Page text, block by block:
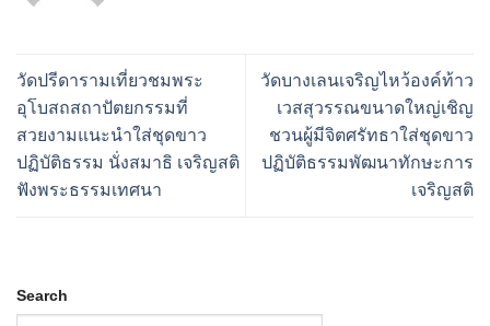
วัดปรีดารามเที่ยวชมพระ
อุโบสถสถาปัตยกรรมที่
สวยงามแนะนำใส่ชุดขาว
ปฏิบัติธรรม นั่งสมาธิ เจริญสติ
ฟังพระธรรมเทศนา
วัดบางเลนเจริญไหว้องค์ท้าว
เวสสุวรรณขนาดใหญ่เชิญ
ชวนผู้มีจิตศรัทธาใส่ชุดขาว
ปฏิบัติธรรมพัฒนาทักษะการ
เจริญสติ
Search